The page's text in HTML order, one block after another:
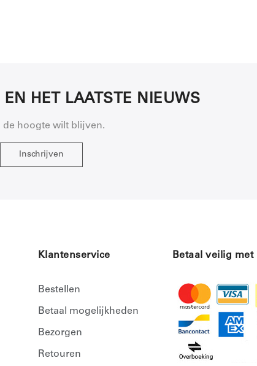
HET LAATSTE NIEUWS
de hoogte wilt blijven.
Inschrijven
Klantenservice
Bestellen
Betaal mogelijkheden
Bezorgen
Retouren
Betaal veilig met